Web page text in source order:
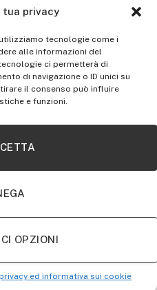
tua privacy
tecnologie come i
alle informazioni del
ci permetterà di
di navigazione o ID unici su
il consenso può influire
e funzioni.
OPZIONI
ed informativa sui cookie
Compasso Tipo
vetro